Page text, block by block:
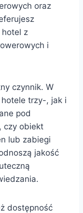
oraz
z
i
czynnik. W
trzy-, jak i
pod
czy obiekt
lub zabiegi
jakość
dostępność